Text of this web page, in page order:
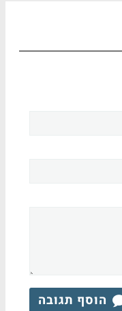
הוסף תגובה